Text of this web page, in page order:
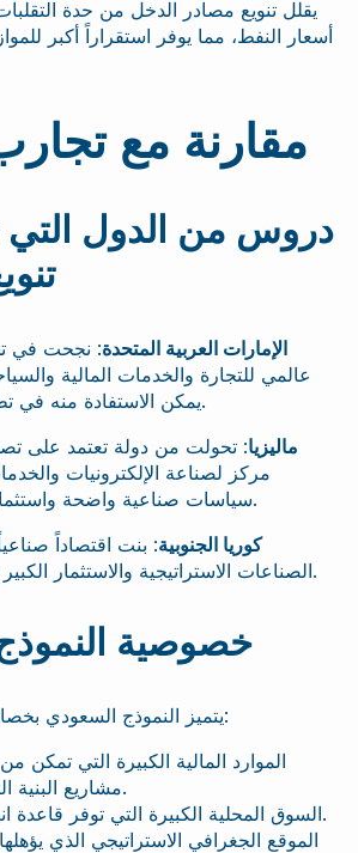
يقلل تنويع مصادر الدخل من حدة
أسعار النفط، مما يوفر استقراراً أكبر
مقارنة مع
دروس من الدول
الإمارات العربية المتحدة: نجحت في
عالمي للتجارة والخدمات المالية
يمكن الاستفادة منه في تطوير قطاع الخدمات.
ماليزيا: تحولت من دولة تعتمد على
مركز لصناعة الإلكترونيات
سياسات صناعية واضحة واستثمار في التعليم التقني.
كوريا الجنوبية: بنت اقتصاداً
الصناعات الاستراتيجية والاستثمار الكبير في البحث والتطوير.
خصوصية
يتميز النموذج السعودي بخصائص فريدة تجمع بين:
الموارد المالية الكبيرة التي تمكن
مشاريع البنية التحتية الضخمة.
السوق المحلية الكبيرة التي توفر قاعدة انطلاق للتصدير.
الموقع الجغرافي الاستراتيجي الذي